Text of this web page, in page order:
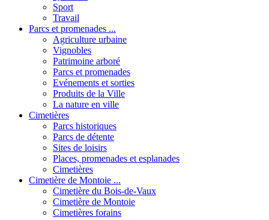
Sport
Travail
Parcs et promenades ...
Agriculture urbaine
Vignobles
Patrimoine arboré
Parcs et promenades
Evénements et sorties
Produits de la Ville
La nature en ville
Cimetières
Parcs historiques
Parcs de détente
Sites de loisirs
Places, promenades et esplanades
Cimetières
Cimetière de Montoie ...
Cimetière du Bois-de-Vaux
Cimetière de Montoie
Cimetières forains